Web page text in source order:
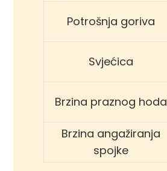
Potrošnja goriva
Svjećica
Brzina praznog hoda
Brzina angažiranja
spojke